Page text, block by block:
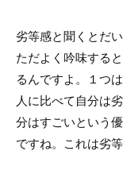
劣等感と聞くとだ
ただよく吟味する
るんですよ。１つ
人に比べて自分は
分はすごいという
ですね。これは劣